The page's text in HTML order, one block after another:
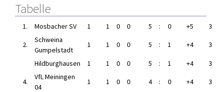
Tabelle
1. Mosbacher SV 1 1 0 0 5 : 0 +5 3
2.
Schweina
Gumpelstadt
1 1 0 0 5 : 1 +4 3
Hildburghausen 1 1 0 0 5 : 1 +4 3
4.
VfL Meiningen
04
1 1 0 0 4 : 0 +4 3